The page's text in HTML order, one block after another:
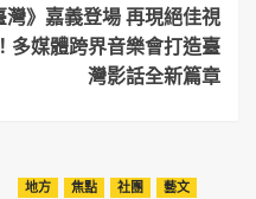
》嘉義登場 再現絕佳視
多媒體跨界音樂會打造臺
灣影話全新篇章
地方 焦點 社團 藝文